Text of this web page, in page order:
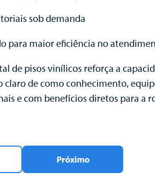
sob demanda
para maior eficiência no
de pisos vinílicos reforça a
de como conhecimento,
e com benefícios diretos para a
Próximo